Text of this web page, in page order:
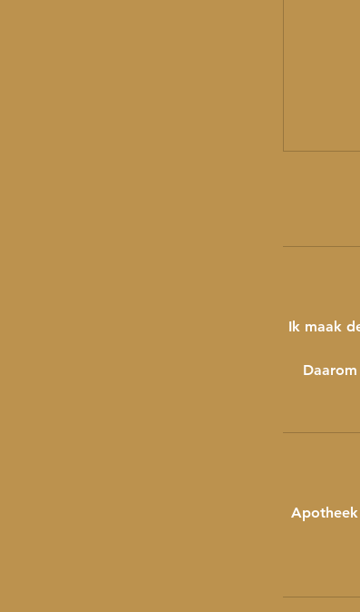
Ik maak
Apotheek